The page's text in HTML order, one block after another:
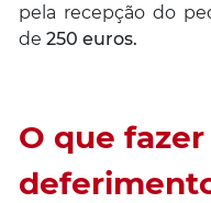
pela recepção do
de 250 euros.
O que